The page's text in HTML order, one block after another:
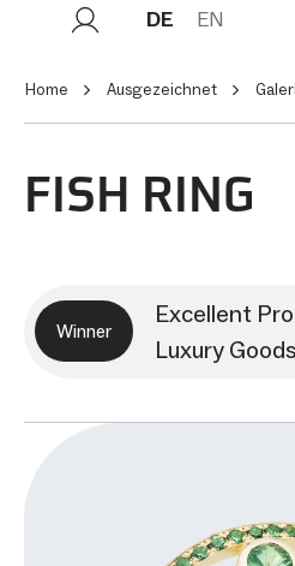
DE EN
Home Ausgezeichnet
FISH RING
Winner
Excellent
Luxury Goods